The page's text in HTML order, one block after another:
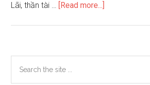
Lãi, thần tài … [Read more...]
kỵ
cách
Primary
the